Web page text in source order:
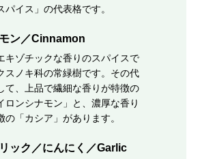
パイス」の代表格です。
ン／Cinnamon
キゾチックな香りのスパイスで
スノキ科の常緑樹です。その代
て、上品で繊細な香りが特徴の
ロンシナモン」と、濃厚な香り
の「カシア」があります。
ック／にんにく／Garlic